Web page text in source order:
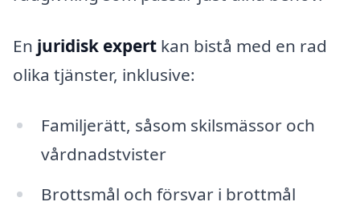
En juridisk expert kan bistå med en rad
olika tjänster, inklusive:
Familjerätt, såsom skilsmässor och
vårdnadstvister
Brottsmål och försvar i brottmål